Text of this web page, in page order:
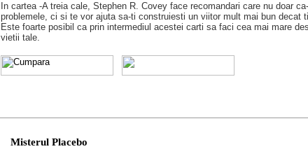
In cartea -A treia cale, Stephen R. Covey face recomandari care nu doar
problemele, ci si te vor ajuta sa-ti construiesti un viitor mult mai bun decat
Este foarte posibil ca prin intermediul acestei carti sa faci cea mai mare
vietii tale.
Misterul Placebo